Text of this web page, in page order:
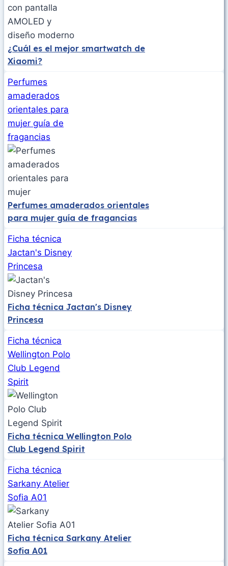
¿Cuál es el mejor smartwatch de
Xiaomi?
Perfumes
amaderados
orientales para
mujer guía de
fragancias
Perfumes amaderados orientales
para mujer guía de fragancias
Ficha técnica
Jactan's Disney
Princesa
Ficha técnica Jactan's Disney
Princesa
Ficha técnica
Wellington Polo
Club Legend
Spirit
Ficha técnica Wellington Polo
Club Legend Spirit
Ficha técnica
Sarkany Atelier
Sofia A01
Ficha técnica Sarkany Atelier
Sofia A01